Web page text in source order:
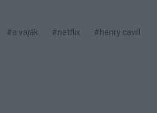
#a vaják #netflix
#henry cavill